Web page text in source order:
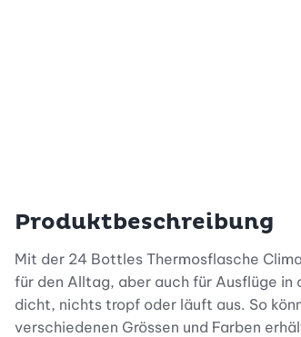
Produktbeschreibung
Mit der 24 Bottles Thermosflasche
für den Alltag, aber auch für Ausflüge
dicht, nichts tropf oder läuft aus. So
verschiedenen Grössen und Farben